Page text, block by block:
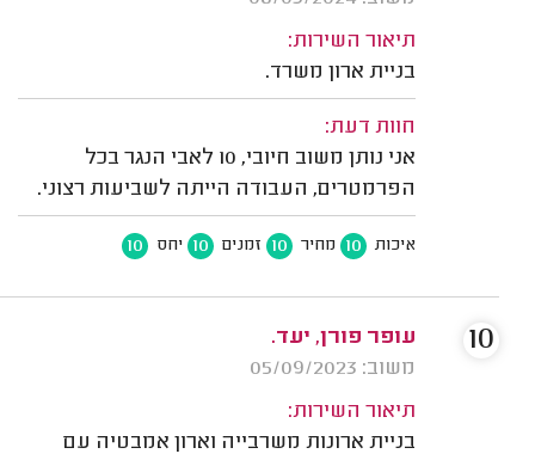
תיאור השירות:
בניית ארון משרד.
חוות דעת:
אני נותן משוב חיובי, 10 לאבי הנגר בכל
הפרמטרים, העבודה הייתה לשביעות רצוני.
איכות 10 מחיר 10 זמנים 10 יחס 10
עופר פורן, יעד.
משוב: 05/09/2023
תיאור השירות:
בניית ארונות משרבייה וארון אמבטיה עם
10